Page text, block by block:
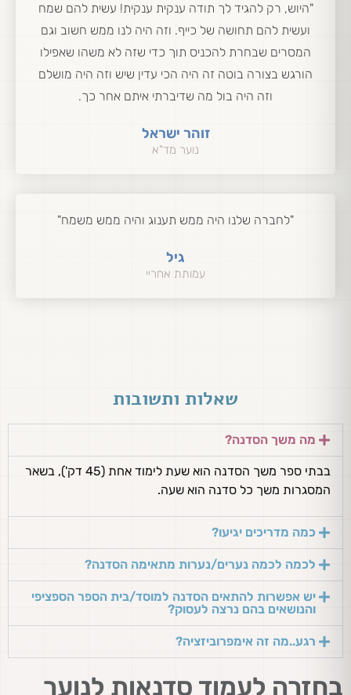
"היוש, רק להגיד לך תודה ענקית ענקית! עשית להם שמח
ועשית להם תחושה של כייף. וזה היה לנו ממש חשוב וגם
המסרים שבחרת להכניס תוך כדי שזה לא משהו שאפילו
הורגש בצורה בוטה זה היה הכי עדין שיש וזה היה מושלם
וזה היה בול מה שדיברתי איתם אחר כך.
זוהר ישראל
נוער מד"א
"לחברה שלנו היה ממש תענוג והיה ממש משמח"
גיל
עמותת אחריי
שאלות ותשובות​
מה משך הסדנה?
בבתי ספר משך הסדנה הוא שעת לימוד אחת (45 דק'), בשאר
המסגרות משך כל סדנה הוא שעה.
כמה מדריכים יגיעו?
לכמה לכמה נערים/נערות מתאימה הסדנה?
יש אפשרות להתאים הסדנה למוסד/בית הספר הספציפי
והנושאים בהם נרצה לעסוק?
רגע..מה זה אימפרוביזציה?
בחזרה לעמוד סדנאות לנוער